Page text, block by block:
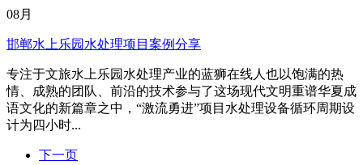
08月
邯郸水上乐园水处理项目案例分享
专注于文旅水上乐园水处理产业的蓝狮在线人也以饱满的热
情、成熟的团队、前沿的技术参与了这场现代文明重谱华夏成
语文化的新篇章之中，“激流勇进”项目水处理设备循环周期设
计为四小时...
下一页